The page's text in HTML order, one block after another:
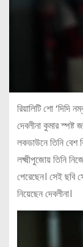
রিয়ালিটি শো ‘দিদি
দেবলীনা কুমার স্পষ্ট
লকডাউনে তিনি বেশ
লক্ষ্মীপুজোয় তিনি
পেরেছেন। সেই ছবি
নিয়েছেন দেবলীনা।